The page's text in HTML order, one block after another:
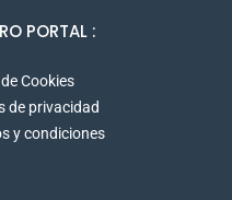
PORTAL :
Cookies
de privacidad
y condiciones